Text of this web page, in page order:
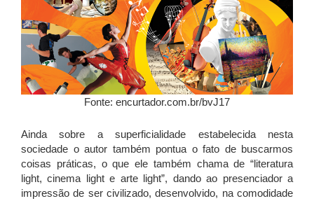
Fonte: encurtador.com.br/bvJ17
Ainda sobre a superficialidade estabelecida nesta
sociedade o autor também pontua o fato de buscarmos
coisas práticas, o que ele também chama de “literatura
light, cinema light e arte light”, dando ao presenciador a
impressão de ser civilizado, desenvolvido, na comodidade